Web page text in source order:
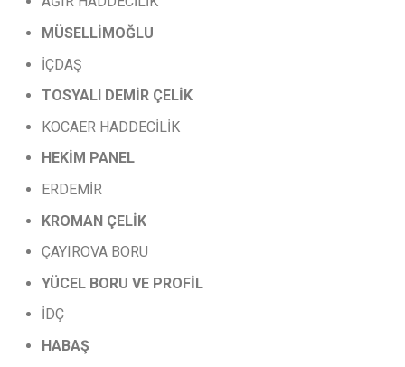
MÜSELLİMOĞLU
İÇDAŞ
TOSYALI DEMİR ÇELİK
KOCAER HADDECİLİK
HEKİM PANEL
ERDEMİR
KROMAN ÇELİK
ÇAYIROVA BORU
YÜCEL BORU VE PROFİL
İDÇ
HABAŞ